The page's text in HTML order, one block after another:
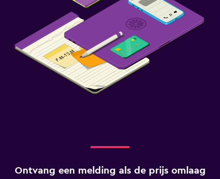
Ontvang een melding als de prijs omlaag